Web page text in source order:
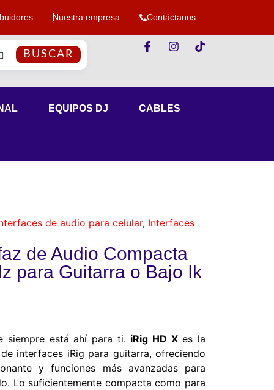
Nuestra empresa Contáctanos
BUSCAR
EQUIPOS DJ CABLES
de audio para celular, Interfaces
de Audio Compacta
para Guitarra o Bajo Ik
siempre está ahí para ti. iRig HD Xes la
interfaces iRig para guitarra, ofreciendo
y funciones más avanzadas para
Lo suficientemente compacta como para